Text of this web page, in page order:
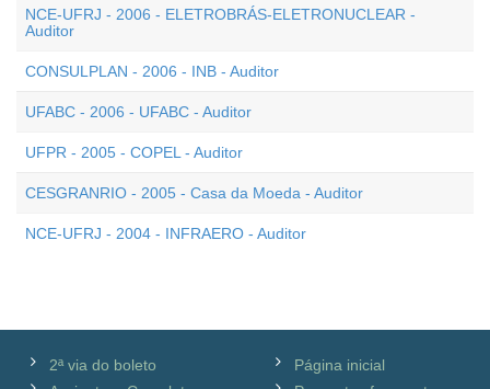
NCE-UFRJ - 2006 - ELETROBRÁS-ELETRONUCLEAR -
Auditor
CONSULPLAN - 2006 - INB - Auditor
UFABC - 2006 - UFABC - Auditor
UFPR - 2005 - COPEL - Auditor
CESGRANRIO - 2005 - Casa da Moeda - Auditor
NCE-UFRJ - 2004 - INFRAERO - Auditor
2ª via do boleto
Página inicial